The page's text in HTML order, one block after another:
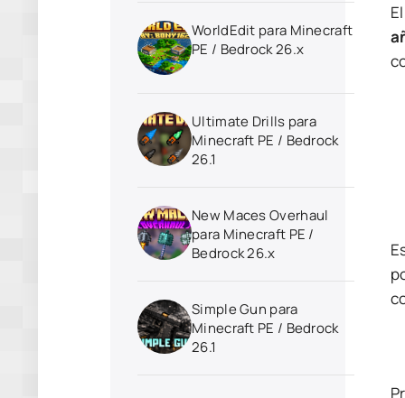
WorldEdit para Minecraft
PE / Bedrock 26.x
Ultimate Drills para
Minecraft PE / Bedrock
26.1
New Maces Overhaul
para Minecraft PE /
Bedrock 26.x
Simple Gun para
Minecraft PE / Bedrock
26.1